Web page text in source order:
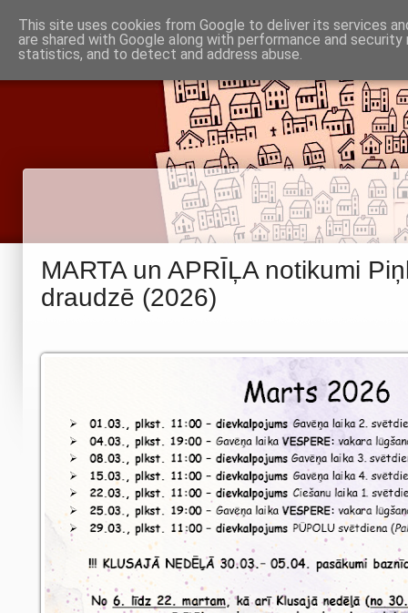
Piņķu draudze
Babītes un Jaunmārupes luterāņiem
Baznīca
Par mums
Noderīgi
Informācija
MARTA un APRĪĻA notikumi
draudzē (2026)
This site uses cookies from Google to deliver its services
are shared with Google along with performance and
statistics, and to detect and address abuse.